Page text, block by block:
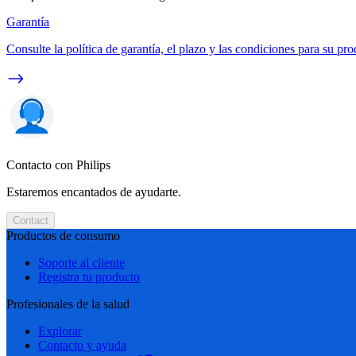
Garantía
Consulte la política de garantía, el plazo y las condiciones para su
Contacto con Philips
Estaremos encantados de ayudarte.
Contact
Productos de consumo
Soporte al cliente
Registra tu producto
Profesionales de la salud
Explorar
Contacto y ayuda